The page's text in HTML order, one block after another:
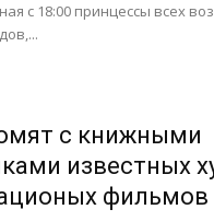
с 18:00 принцессы всех
с книжными
известных
фильмов